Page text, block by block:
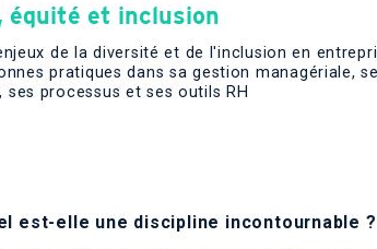
équité et inclusion
de la diversité et de l'inclusion en
pratiques dans sa gestion managériale,
ses processus et ses outils RH
est-elle une discipline incontournable ?